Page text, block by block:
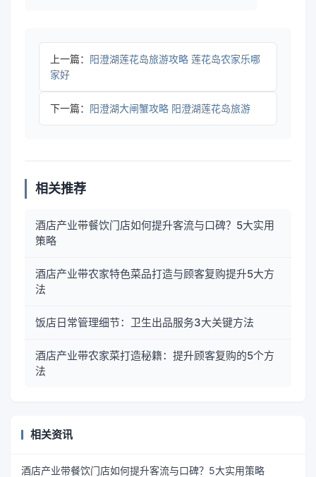
上一篇： 阳澄湖莲花岛旅游攻略 莲花岛农家乐哪
家好
下一篇： 阳澄湖大闸蟹攻略 阳澄湖莲花岛旅游
相关推荐
酒店产业带餐饮门店如何提升客流与口碑？5大实用
策略
酒店产业带农家特色菜品打造与顾客复购提升5大方
法
饭店日常管理细节：卫生出品服务3大关键方法
酒店产业带农家菜打造秘籍：提升顾客复购的5个方
法
相关资讯
酒店产业带餐饮门店如何提升客流与口碑？5大实用策略